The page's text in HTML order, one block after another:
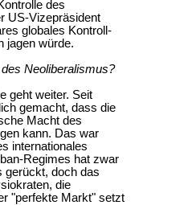
des
US-Vizepräsident
globales Kontroll-
jagen würde.
Neoliberalismus?
geht weiter. Seit
gemacht, dass die
Macht des
kann. Das war
internationales
Regimes hat zwar
gerückt, doch das
die
"perfekte Markt" setzt